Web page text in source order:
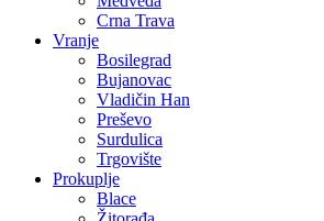
Crna Trava
Vranje
Bosilegrad
Bujanovac
Vladičin Han
Preševo
Surdulica
Trgovište
Prokuplje
Blace